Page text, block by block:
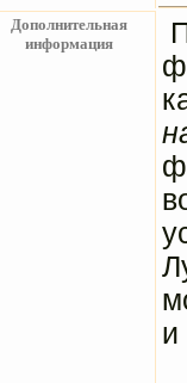
Дополнительная
информация
и